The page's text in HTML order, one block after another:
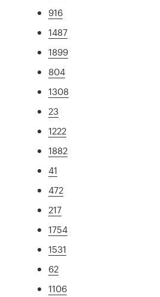
916
1487
1899
804
1308
23
1222
1882
41
472
217
1754
1531
62
1106